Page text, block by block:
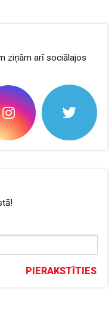
ziņām arī sociālajos
PIERAKSTĪTIES